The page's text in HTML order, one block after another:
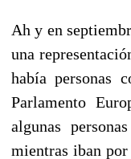
Ah y en
una
había personas
Parlamento
algunas
mientras iban